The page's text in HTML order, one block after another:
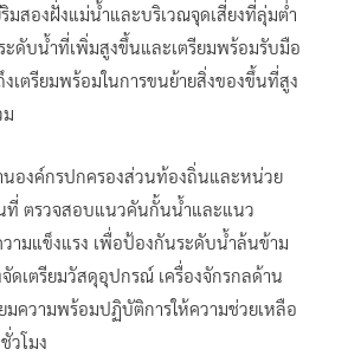
มสองฝั่งแม่น้ำและบริเวณจุดเสี่ยงที่ลุ่มต่ำ
ะดับน้ำที่เพิ่มสูงขึ้นและเตรียมพร้อมรับมือ
เตรียมพร้อมในการขนย้ายสิ่งของขึ้นที่สูง
นองค์กรปกครองส่วนท้องถิ่นและหน่วย
ที่ ตรวจสอบแนวคันกั้นน้ำและแนว
ามแข็งแรง เพื่อป้องกันระดับน้ำล้นข้าม
เตรียมวัสดุอุปกรณ์ เครื่องจักรกลด้าน
มความพร้อมปฏิบัติการให้ความช่วยเหลือ
วโมง